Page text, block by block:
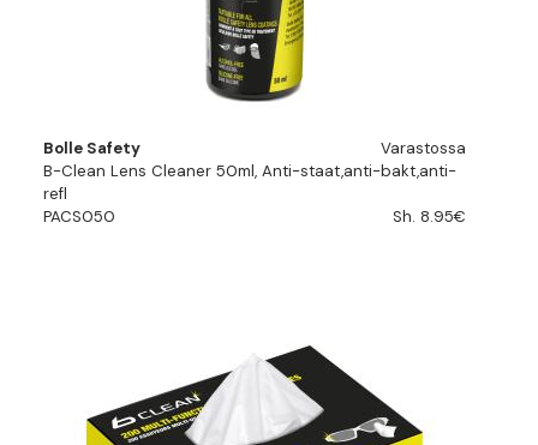
Bolle Safety
Varastossa
B-Clean Lens Cleaner 50ml, Anti-staat,anti-bakt,anti-
refl
PACS050
Sh. 8.95€